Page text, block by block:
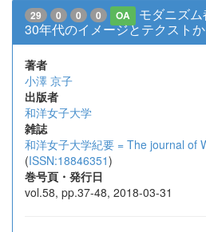
29 0 0 0 OA
モダニズ
30年代のイメージとテクスト
著者
小澤 京子
出版者
和洋女子大学
雑誌
和洋女子大学紀要 = The journal of
(ISSN:18846351)
巻号頁・発行日
vol.58, pp.37-48, 2018-03-31